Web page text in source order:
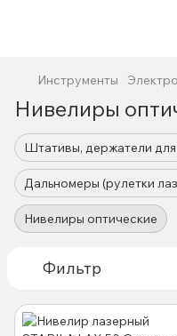
Инструменты
Нивелиры
Штативы, держатели
Дальномеры (рулетки
Нивелиры оптические
Фильтр